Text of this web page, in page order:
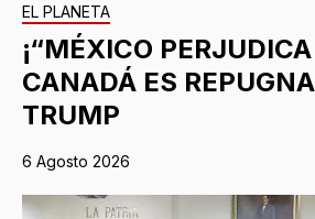
EL PLANETA
¡“MÉXICO
CANADÁ ES
TRUMP
6 Agosto 2026